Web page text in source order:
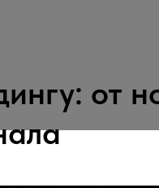
от